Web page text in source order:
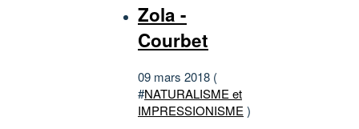
Zola -
Courbet
09 mars 2018 (
#NATURALISME et
IMPRESSIONISME )